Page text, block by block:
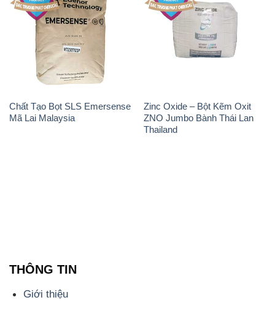
Chất Tạo Bọt SLS Emersense
Mã Lai Malaysia
Zinc Oxide – Bột Kẽm Oxit
ZNO Jumbo Bành Thái Lan
Thailand
THÔNG TIN
Giới thiệu